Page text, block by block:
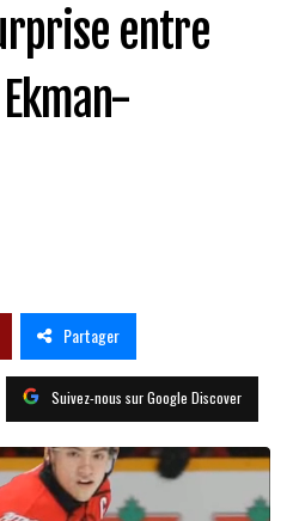
entre
Partager
Suivez-nous sur Google Discover